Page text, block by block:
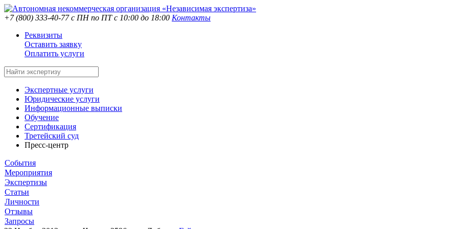
+7 (800) 333-40-77с ПН по ПТ с 10:00 до 18:00 Контакты
Реквизиты
Оставить заявку
Оплатить услуги
Экспертные услуги
Юридические услуги
Информационные выписки
Обучение
Сертификация
Третейский суд
Пресс-центр
События
Мероприятия
Экспертизы
Статьи
Личности
Отзывы
Запросы